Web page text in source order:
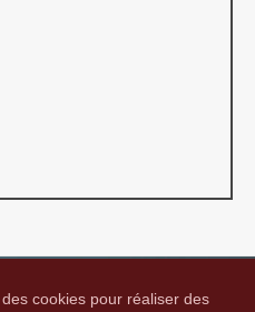
cookies pour réaliser des